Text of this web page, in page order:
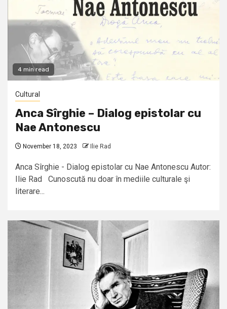
4 min read
Cultural
Anca Sîrghie – Dialog epistolar cu
Nae Antonescu
November 18, 2023 Ilie Rad
Anca Sîrghie - Dialog epistolar cu Nae Antonescu Autor:
Ilie Rad Cunoscută nu doar în mediile culturale şi
literare...